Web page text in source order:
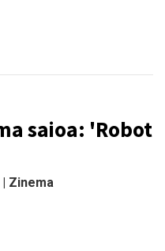
saioa: 'Robot
Zinema